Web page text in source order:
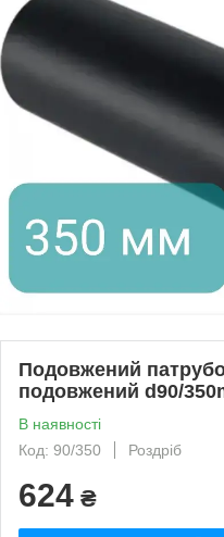
Подовжений
подовжений d90/
В наявності
Код: 90/350
Роздріб
624 ₴